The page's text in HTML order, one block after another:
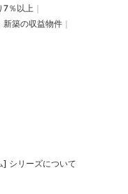
7％以上
新築の収益物件
シリーズについて